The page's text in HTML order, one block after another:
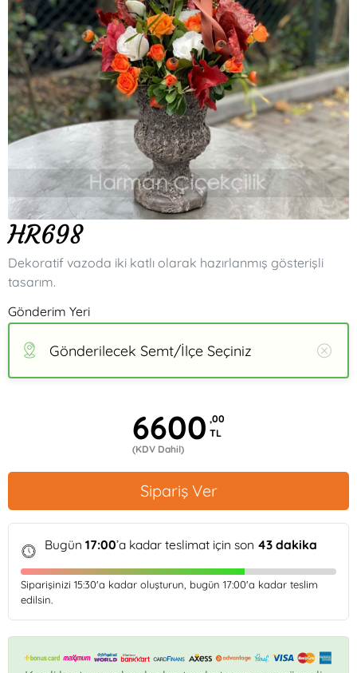
HR698
Dekoratif vazoda iki katlı olarak hazırlanmış gösterişli
tasarım.
Gönderim Yeri
Gönderilecek Semt/İlçe Seçiniz
6600 ,00
TL
(KDV Dahil)
Sipariş Ver
Bugün 17:00’a kadar teslimat için son 43 dakika
Siparişinizi 15:30'a kadar oluşturun, bugün 17:00'a kadar teslim
edilsin.